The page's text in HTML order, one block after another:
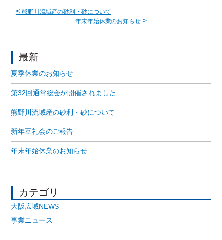
<熊野川流域産の砂利・砂について
年末年始休業のお知らせ >
最新
夏季休業のお知らせ
第32回通常総会が開催されました
熊野川流域産の砂利・砂について
新年互礼会のご報告
年末年始休業のお知らせ
カテゴリ
大阪広域NEWS
事業ニュース